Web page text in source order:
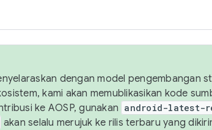
dengan model pengembangan
kami akan memublikasikan kode
ke AOSP, gunakan android-latest-
akan selalu merujuk ke rilis terbaru yang